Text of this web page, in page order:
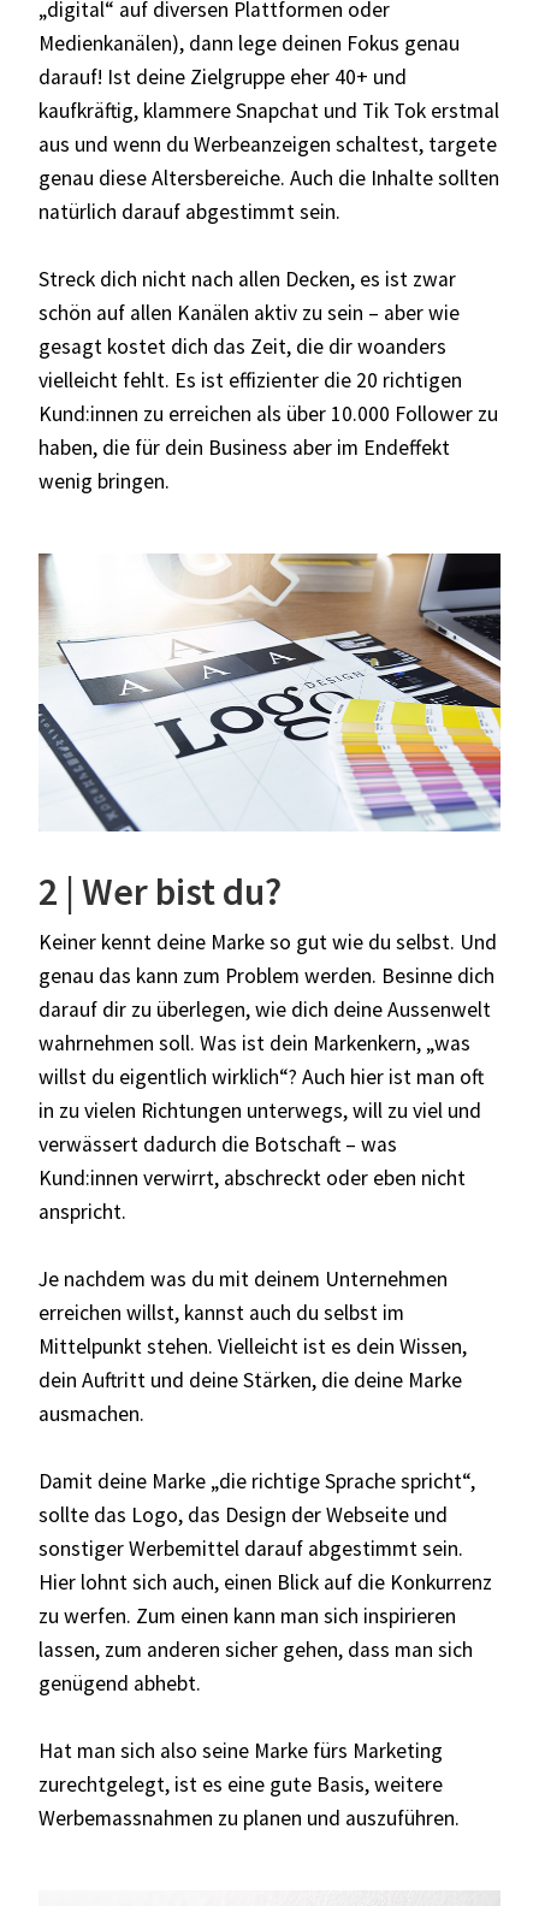
„digital“ auf diversen Plattformen oder
Medienkanälen), dann lege deinen Fokus genau
darauf! Ist deine Zielgruppe eher 40+ und
kaufkräftig, klammere Snapchat und Tik Tok erstmal
aus und wenn du Werbeanzeigen schaltest, targete
genau diese Altersbereiche. Auch die Inhalte sollten
natürlich darauf abgestimmt sein.
Streck dich nicht nach allen Decken, es ist zwar
schön auf allen Kanälen aktiv zu sein – aber wie
gesagt kostet dich das Zeit, die dir woanders
vielleicht fehlt. Es ist effizienter die 20 richtigen
Kund:innen zu erreichen als über 10.000 Follower zu
haben, die für dein Business aber im Endeffekt
wenig bringen.
2 | Wer bist du?
Keiner kennt deine Marke so gut wie du selbst. Und
genau das kann zum Problem werden. Besinne dich
darauf dir zu überlegen, wie dich deine Aussenwelt
wahrnehmen soll. Was ist dein Markenkern, „was
willst du eigentlich wirklich“? Auch hier ist man oft
in zu vielen Richtungen unterwegs, will zu viel und
verwässert dadurch die Botschaft – was
Kund:innen verwirrt, abschreckt oder eben nicht
anspricht.
Je nachdem was du mit deinem Unternehmen
erreichen willst, kannst auch du selbst im
Mittelpunkt stehen. Vielleicht ist es dein Wissen,
dein Auftritt und deine Stärken, die deine Marke
ausmachen.
Damit deine Marke „die richtige Sprache spricht“,
sollte das Logo, das Design der Webseite und
sonstiger Werbemittel darauf abgestimmt sein.
Hier lohnt sich auch, einen Blick auf die Konkurrenz
zu werfen. Zum einen kann man sich inspirieren
lassen, zum anderen sicher gehen, dass man sich
genügend abhebt.
Hat man sich also seine Marke fürs Marketing
zurechtgelegt, ist es eine gute Basis, weitere
Werbemassnahmen zu planen und auszuführen.